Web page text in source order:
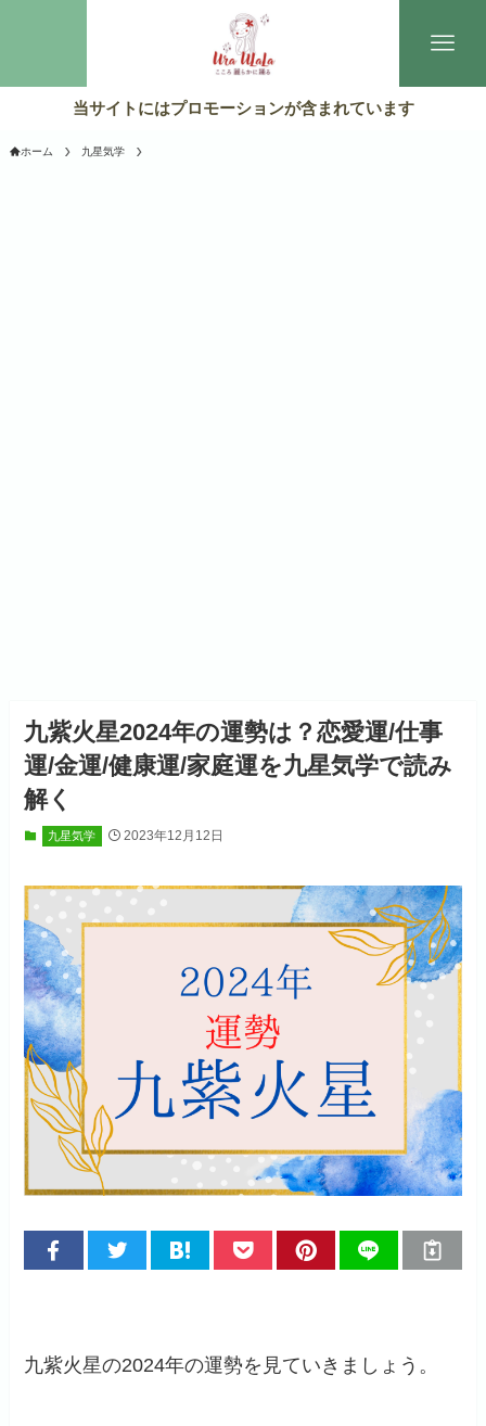
当サイトにはプロモーションが含まれています
ホーム 九星気学
九紫火星2024年の運勢は？恋愛運/仕事
運/金運/健康運/家庭運を九星気学で読み
解く
九星気学 2023年12月12日
九紫火星の2024年の運勢を見ていきましょう。